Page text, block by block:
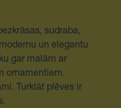
sudraba,
un elegantu
gar malām ar
ornamentiem.
Turklāt plēves ir